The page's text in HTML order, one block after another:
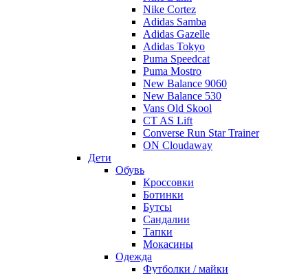
Nike Cortez
Adidas Samba
Adidas Gazelle
Adidas Tokyo
Puma Speedcat
Puma Mostro
New Balance 9060
New Balance 530
Vans Old Skool
CT AS Lift
Converse Run Star Trainer
ON Cloudaway
Дети
Обувь
Кроссовки
Ботинки
Бутсы
Сандалии
Тапки
Мокасины
Одежда
Футболки / майки